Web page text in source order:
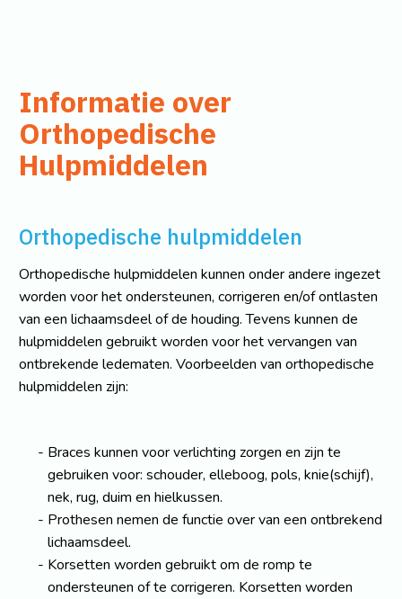
Informatie over
Orthopedische
Hulpmiddelen
Orthopedische hulpmiddelen
Orthopedische hulpmiddelen kunnen onder andere ingezet
worden voor het ondersteunen, corrigeren en/of ontlasten
van een lichaamsdeel of de houding. Tevens kunnen de
hulpmiddelen gebruikt worden voor het vervangen van
ontbrekende ledematen. Voorbeelden van orthopedische
hulpmiddelen zijn:
Braces kunnen voor verlichting zorgen en zijn te
gebruiken voor: schouder, elleboog, pols, knie(schijf),
nek, rug, duim en hielkussen.
Prothesen nemen de functie over van een ontbrekend
lichaamsdeel.
Korsetten worden gebruikt om de romp te
ondersteunen of te corrigeren. Korsetten worden